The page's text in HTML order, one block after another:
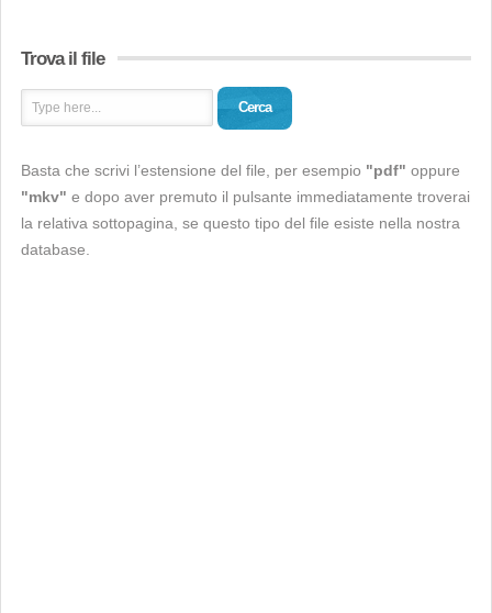
Trova il file
Cerca
Basta che scrivi l’estensione del file, per esempio "pdf" oppure
"mkv" e dopo aver premuto il pulsante immediatamente troverai
la relativa sottopagina, se questo tipo del file esiste nella nostra
database.